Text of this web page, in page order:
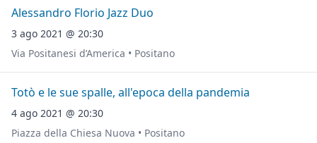
Alessandro Florio Jazz Duo
3 ago 2021 @ 20:30
Via Positanesi d’America • Positano
Totò e le sue spalle, all'epoca della pandemia
4 ago 2021 @ 20:30
Piazza della Chiesa Nuova • Positano